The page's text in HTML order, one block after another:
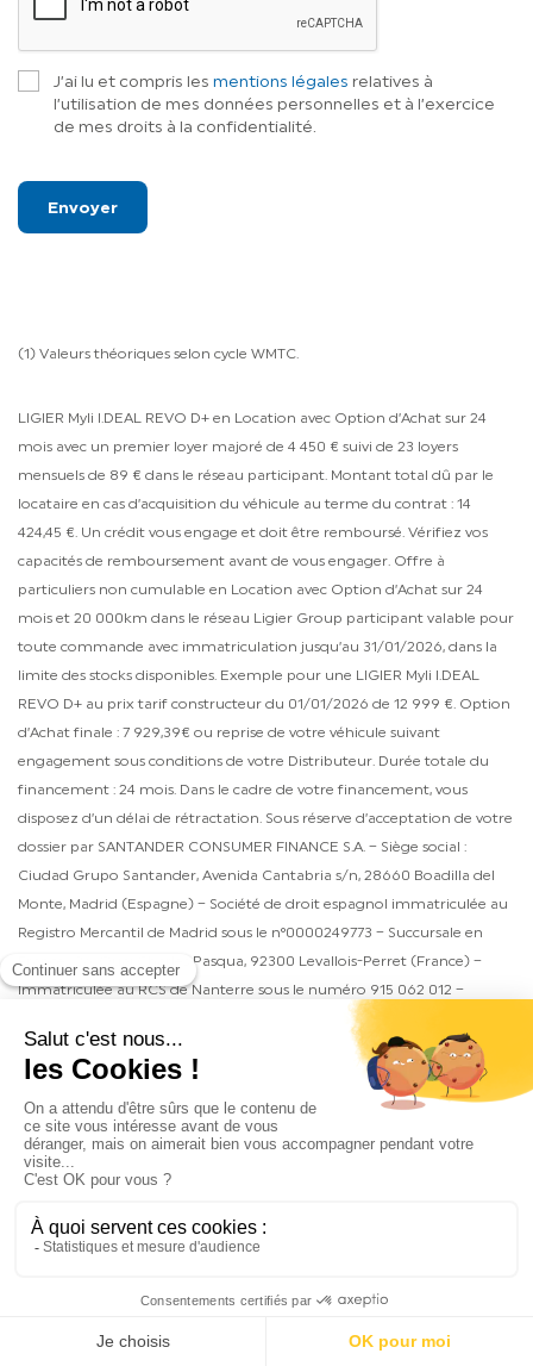
J’ai lu et compris les mentions légales relatives à
l’utilisation de mes données personnelles et à l’exercice
de mes droits à la confidentialité.
(1) Valeurs théoriques selon cycle WMTC.
LIGIER Myli I.DEAL REVO D+ en Location avec Option d’Achat sur 24
mois avec un premier loyer majoré de 4 450 € suivi de 23 loyers
mensuels de 89 € dans le réseau participant. Montant total dû par le
locataire en cas d’acquisition du véhicule au terme du contrat : 14
424,45 €. Un crédit vous engage et doit être remboursé. Vérifiez vos
capacités de remboursement avant de vous engager. Offre à
particuliers non cumulable en Location avec Option d’Achat sur 24
mois et 20 000km dans le réseau Ligier Group participant valable pour
toute commande avec immatriculation jusqu’au 31/01/2026, dans la
limite des stocks disponibles. Exemple pour une LIGIER Myli I.DEAL
REVO D+ au prix tarif constructeur du 01/01/2026 de 12 999 €. Option
d’Achat finale : 7 929,39€ ou reprise de votre véhicule suivant
engagement sous conditions de votre Distributeur. Durée totale du
financement : 24 mois. Dans le cadre de votre financement, vous
disposez d’un délai de rétractation. Sous réserve d’acceptation de votre
dossier par SANTANDER CONSUMER FINANCE S.A. – Siège social :
Ciudad Grupo Santander, Avenida Cantabria s/n, 28660 Boadilla del
Monte, Madrid (Espagne) – Société de droit espagnol immatriculée au
Registro Mercantil de Madrid sous le n°0000249773 – Succursale en
France : 26, Quai Charles Pasqua, 92300 Levallois-Perret (France) –
Immatriculée au RCS de Nanterre sous le numéro 915 062 012 –
Etablissement de crédit régi par l’Autorité de contrôle Prudentiel et de
Résolution (ACPR – 4 Place de Budapest, CS 92459, 75436 Paris Cedex
09) | Intermédiaire européen en assurance immatriculé sous le
n°OV0089 (www.orias.fr).
LIGIER Myli I.DEAL EV – 8 kWh en Location avec Option d’Achat sur 24
250€* de 23 loyers mensuels de 89 € dans le réseau participant.
Montant total dû par le locataire en cas d’acquisition du véhicule au
remboursé. Vérifiez vos capacités de remboursement avant de vous
engager. Offre à particuliers non cumulable en Location avec Option
Nous contacter Nos concessions